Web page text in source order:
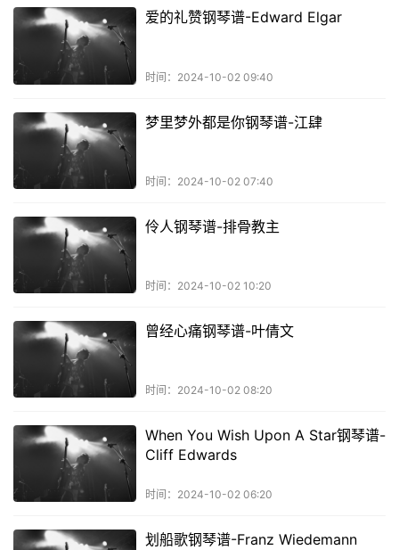
爱的礼赞钢琴谱-Edward Elgar
时间：2024-10-02 09:40
梦里梦外都是你钢琴谱-江肆
时间：2024-10-02 07:40
伶人钢琴谱-排骨教主
时间：2024-10-02 10:20
曾经心痛钢琴谱-叶倩文
时间：2024-10-02 08:20
When You Wish Upon A Star钢琴谱-
Cliff Edwards
时间：2024-10-02 06:20
划船歌钢琴谱-Franz Wiedemann